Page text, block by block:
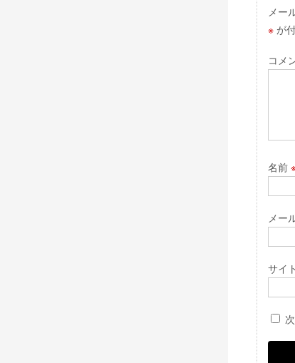
ー
シ
ョ
ン
メー
※ が
コメ
名前
メー
サイト